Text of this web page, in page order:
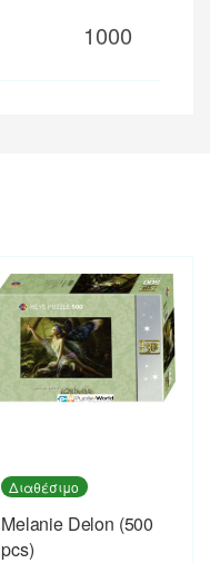
1000
Διαθέσιμο
Melanie Delon (500
pcs)